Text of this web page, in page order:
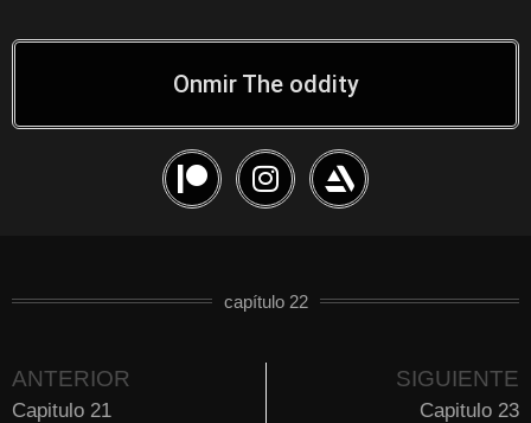
Onmir The oddity
capítulo 22
ANTERIOR
Capitulo 21
SIGUIENTE
Capitulo 23